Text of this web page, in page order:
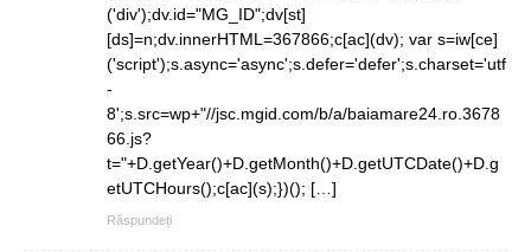
('div');dv.id="MG_ID";dv[st]
[ds]=n;dv.innerHTML=367866;c[ac](dv); var s=iw[ce]
('script');s.async='async';s.defer='defer';s.charset='utf
-
8';s.src=wp+"//jsc.mgid.com/b/a/baiamare24.ro.3678
66.js?
t="+D.getYear()+D.getMonth()+D.getUTCDate()+D.g
etUTCHours();c[ac](s);})(); […]
Răspundeți